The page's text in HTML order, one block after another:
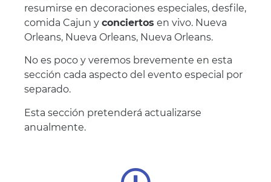
resumirse en decoraciones especiales, desfile,
comida Cajun y conciertos en vivo. Nueva
Orleans, Nueva Orleans, Nueva Orleans.
No es poco y veremos brevemente en esta
sección cada aspecto del evento especial por
separado.
Esta sección pretenderá actualizarse
anualmente.